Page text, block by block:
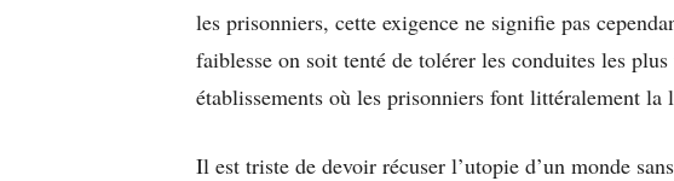
les prisonniers, cette exigence ne signifie pas
faiblesse on soit tenté de tolérer les conduites les plus
établissements où les prisonniers font littéralement la
Il est triste de devoir récuser l’utopie d’un monde